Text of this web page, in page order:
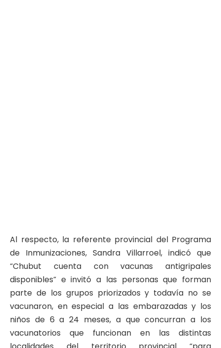
Al respecto, la referente provincial del Programa
de Inmunizaciones, Sandra Villarroel, indicó que
“Chubut cuenta con vacunas antigripales
disponibles” e invitó a las personas que forman
parte de los grupos priorizados y todavía no se
vacunaron, en especial a las embarazadas y los
niños de 6 a 24 meses, a que concurran a los
vacunatorios que funcionan en las distintas